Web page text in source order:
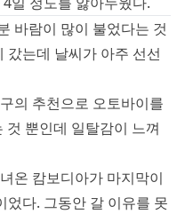
바람이 많이 불었다는 것
갔는데 날씨가 아주 선선
의 추천으로 오토바이를
뿐인데 일탈감이 느껴
온 캄보디아가 마지막이
었다. 그동안 갈 이유를 못